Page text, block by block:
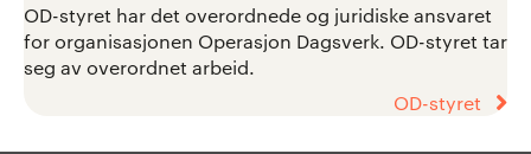
OD-styret har det overordnede og juridiske ansvaret
for organisasjonen Operasjon Dagsverk. OD-styret tar
seg av overordnet arbeid.
OD-styret